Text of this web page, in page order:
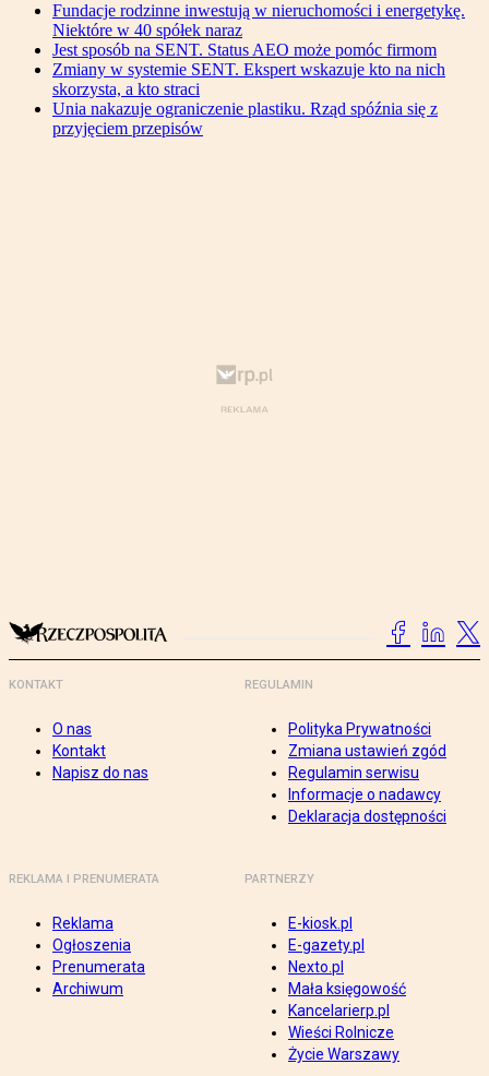
Fundacje rodzinne inwestują w nieruchomości i energetykę.
Niektóre w 40 spółek naraz
Jest sposób na SENT. Status AEO może pomóc firmom
Zmiany w systemie SENT. Ekspert wskazuje kto na nich
skorzysta, a kto straci
Unia nakazuje ograniczenie plastiku. Rząd spóźnia się z
przyjęciem przepisów
KONTAKT
O nas
Kontakt
Napisz do nas
REGULAMIN
Polityka Prywatności
Zmiana ustawień zgód
Regulamin serwisu
Informacje o nadawcy
Deklaracja dostępności
REKLAMA I PRENUMERATA
Reklama
Ogłoszenia
Prenumerata
Archiwum
PARTNERZY
E-kiosk.pl
E-gazety.pl
Nexto.pl
Mała księgowość
Kancelarierp.pl
Wieści Rolnicze
Życie Warszawy